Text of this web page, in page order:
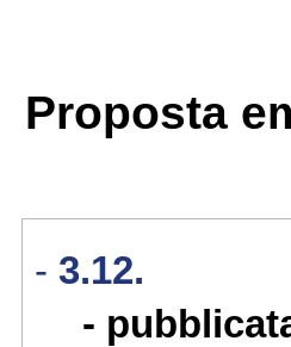
Proposta
3.12.